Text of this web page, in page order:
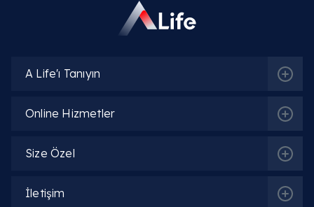
A Life'ı Tanıyın
Online Hizmetler
Size Özel
İletişim